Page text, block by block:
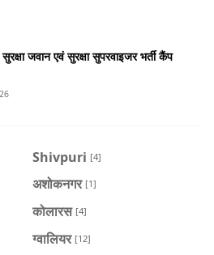
जवान एवं सुरक्षा सुपरवाइजर भर्ती कैंप
Shivpuri [4]
अशोकनगर [1]
कोलारस [4]
ग्वालियर [12]